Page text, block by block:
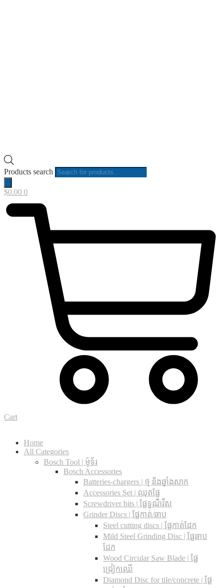
Products search
$0.00 0
Cart
Home
All Categories
Bosch Tool | ម៉ូទ័រ
Bosch Accessories
Batteries-chargers | ថ្ម និងឆ្នាំងសាក
Accessories Set | ឈុតផ្លែ
Screwdriver bits | ផ្លែទួណឺវីស
Grinder Discs |​ ផ្លែកាត់/ឆាប
Steel cutting discs |​ ផ្លែកាត់ដែក
Mild Steel Grinding Disc | ផ្លែឆាប
ដែក
Wood Circular Saw Blade | ផ្លែ
ជ្រៀកឈើ
Diamond Disc for tile/concrete​ | ផ្លែ